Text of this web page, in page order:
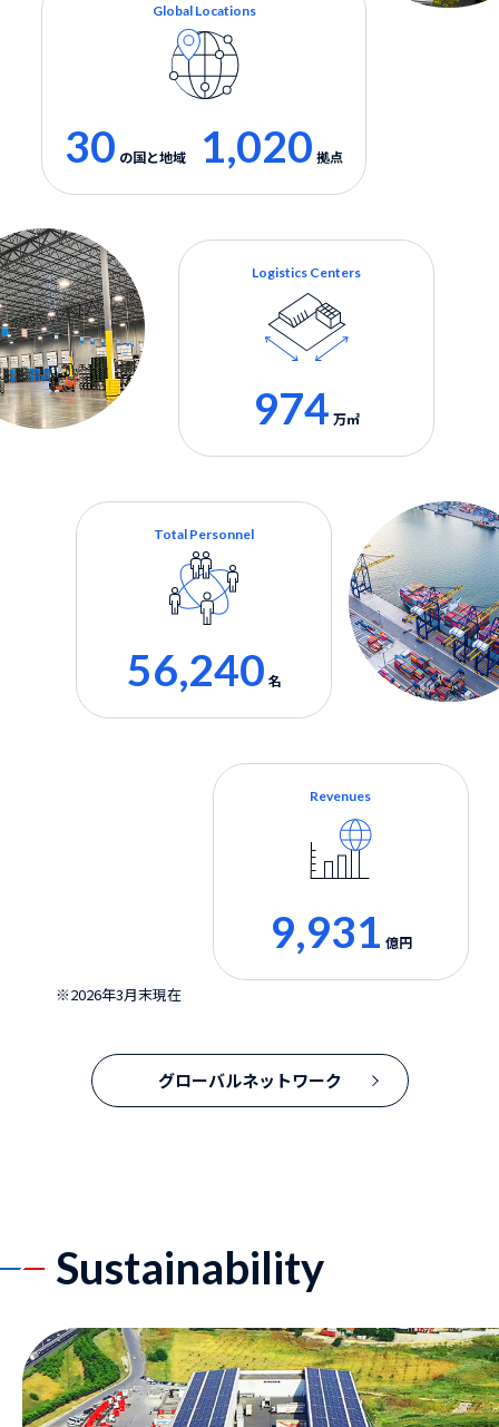
Global Locations
30 の国と地域 1,020 拠点
Logistics Centers
974 万㎡
Total Personnel
56,240 名
Revenues
9,931 億円
※2026年3月末現在
グローバルネットワーク
Sustainability